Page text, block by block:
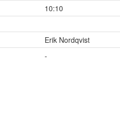
10:10
Erik Nordqvist
-